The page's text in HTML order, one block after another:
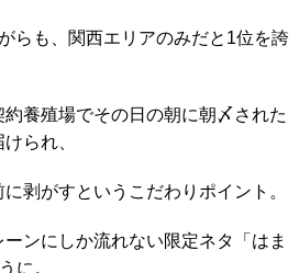
らも、関西エリアのみだと1位を誇
養殖場でその日の朝に朝〆された
られ、
剥がすというこだわりポイント。
ンにしか流れない限定ネタ「はま
に。